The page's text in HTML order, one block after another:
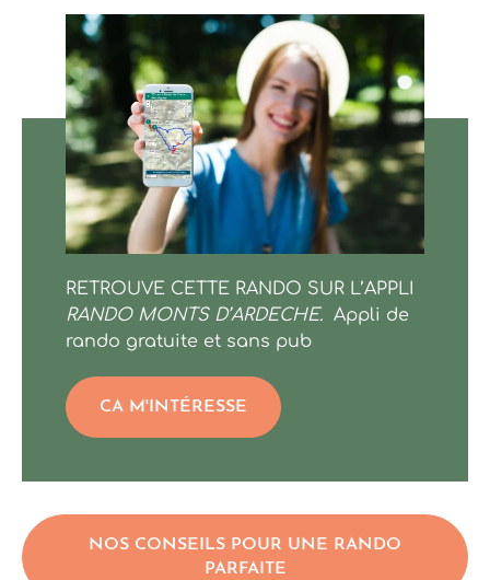
RETROUVE CETTE RANDO SUR L’APPLI
RANDO MONTS D’ARDECHE. Appli de
rando gratuite et sans pub
CA M'INTÉRESSE
NOS CONSEILS POUR UNE RANDO
PARFAITE